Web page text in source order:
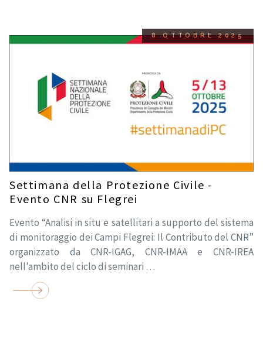
8 OTTOBRE 2025
Settimana della Protezione Civile -
Evento CNR su Flegrei
Evento “Analisi in situ e satellitari a supporto del sistema
di monitoraggio dei Campi Flegrei: Il Contributo del CNR”
organizzato da CNR-IGAG, CNR-IMAA e CNR-IREA
nell’ambito del ciclo di seminari …